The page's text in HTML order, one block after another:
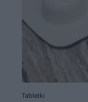
Tabletki